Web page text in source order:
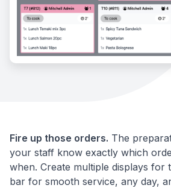
Fire up those orders. The
your staff know exactly which
when. Create multiple displays for
bar for smooth service, any day,